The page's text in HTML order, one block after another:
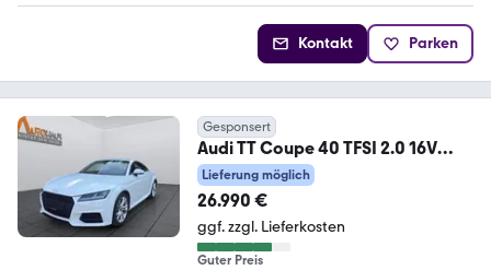
Kontakt Parken
Gesponsert
Audi TT Coupe 40 TFSI 2.0 16V
TFSI*NAVI*SITZHEIZUNG*
Lieferung möglich
26.990 €
ggf. zzgl. Lieferkosten
Guter Preis